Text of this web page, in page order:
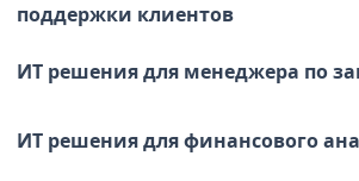
поддержки клиентов
ИТ решения для менеджера по
ИТ решения для финансового